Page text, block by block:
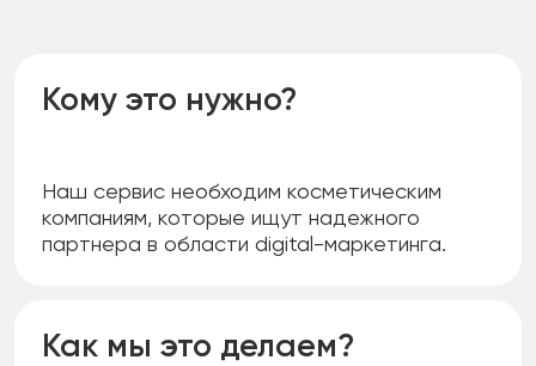
Кому это нужно?
Наш сервис необходим косметическим
компаниям, которые ищут надежного
партнера в области digital-маркетинга.
Как мы это делаем?